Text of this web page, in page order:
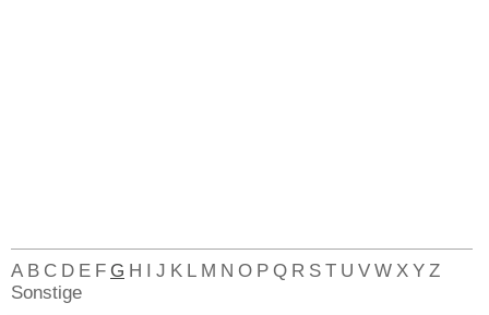
A B C D E F G H I J K L M N O P Q R S T U V W X Y Z
Sonstige